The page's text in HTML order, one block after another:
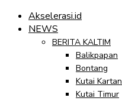
Akselerasi.id
NEWS
BERITA KALTIM
Balikpapan
Bontang
Kutai
Kutai Timur